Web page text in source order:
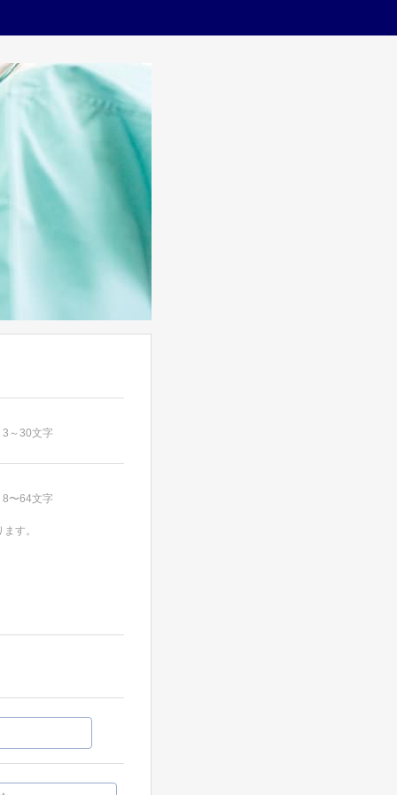
～30文字
〜64文字
す。